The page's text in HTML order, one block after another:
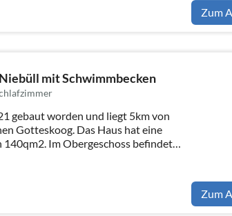
Zum
mit Schwimmbecken
gebaut worden und liegt 5km von
Gotteskoog. Das Haus hat eine
Im Obergeschoss befindet
Zum